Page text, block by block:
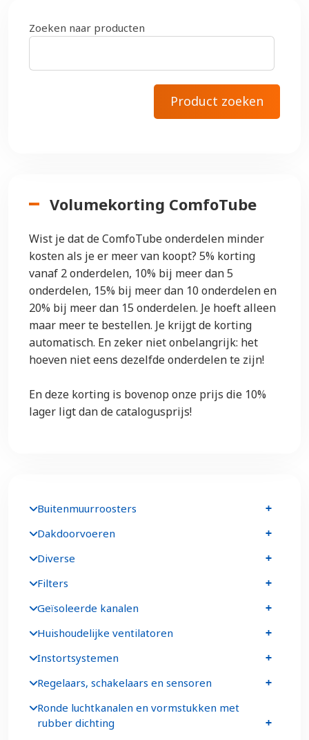
Zoeken naar producten
Volumekorting ComfoTube
Wist je dat de ComfoTube onderdelen minder
kosten als je er meer van koopt? 5% korting
vanaf 2 onderdelen, 10% bij meer dan 5
onderdelen, 15% bij meer dan 10 onderdelen en
20% bij meer dan 15 onderdelen. Je hoeft alleen
maar meer te bestellen. Je krijgt de korting
automatisch. En zeker niet onbelangrijk: het
hoeven niet eens dezelfde onderdelen te zijn!
En deze korting is bovenop onze prijs die 10%
lager ligt dan de catalogusprijs!
Buitenmuurroosters
Dakdoorvoeren
Diverse
Filters
Geïsoleerde kanalen
Huishoudelijke ventilatoren
Instortsystemen
Regelaars, schakelaars en sensoren
Ronde luchtkanalen en vormstukken met
rubber dichting